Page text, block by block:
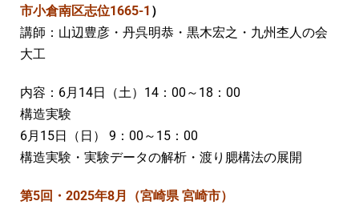
市小倉南区志位1665-1 ）
講師：山辺豊彦・丹呉明恭・黒木宏之・九州杢人の会
大工
内容：6月14日（土）14：00～18：00
構造実験
6月15日（日） 9：00～15：00
構造実験・実験データの解析・渡り腮構法の展開
第5回・2025年8月（宮崎県 宮崎市）